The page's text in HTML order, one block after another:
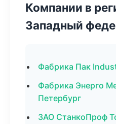
Компании в
Западный
Фабрика Пак
Фабрика Энерго
Петербург
ЗАО СтанкоПроф